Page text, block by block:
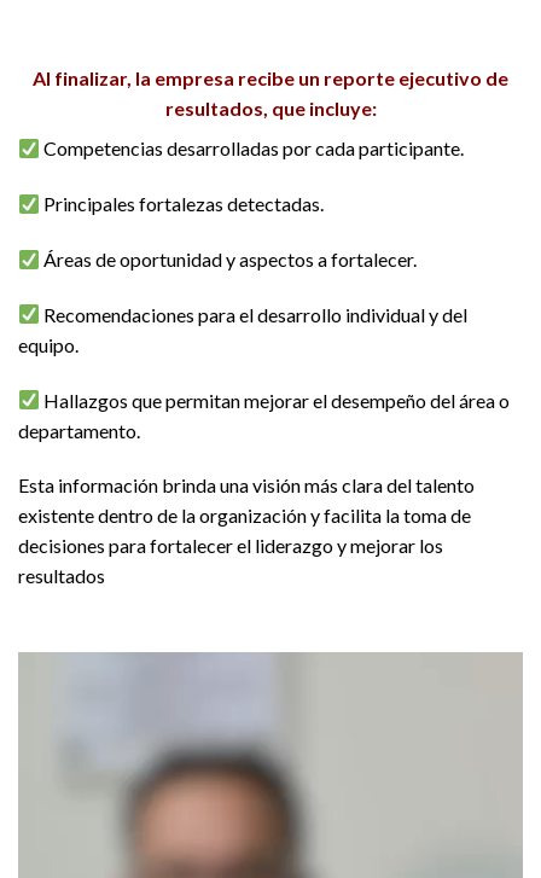
Al finalizar, la empresa recibe un reporte ejecutivo de
resultados, que incluye:
Competencias desarrolladas por cada participante.
Principales fortalezas detectadas.
Áreas de oportunidad y aspectos a fortalecer.
Recomendaciones para el desarrollo individual y del
equipo.
Hallazgos que permitan mejorar el desempeño del área o
departamento.
Esta información brinda una visión más clara del talento
existente dentro de la organización y facilita la toma de
decisiones para fortalecer el liderazgo y mejorar los
resultados